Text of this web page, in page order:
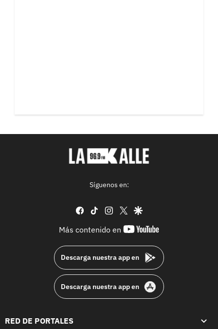
Síguenos en:
facebook
tiktok instagram
twittergoogle
Más contenido en
youtube-
Descarga nuestra app en
Descarga nuestra app en
RED DE PORTALES